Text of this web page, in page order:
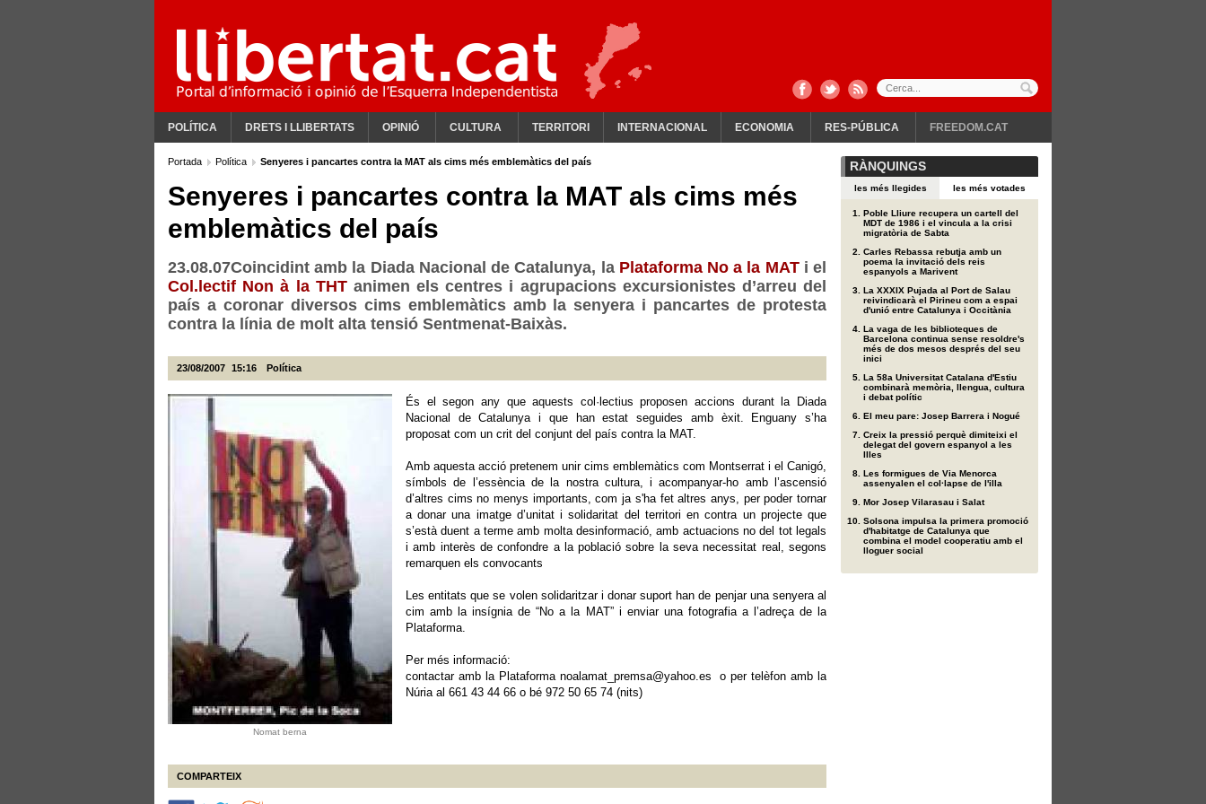
POLÍTICA DRETS I LLIBERTATS OPINIÓ CULTURA TERRITORI INTERNACIONAL ECONOMIA RES-PÚBLICA FREEDOM.CAT
Portada Política Senyeres i pancartes contra la MAT als cims més emblemàtics del país
Senyeres i pancartes contra la MAT als cims més
emblemàtics del país
23.08.07Coincidint amb la Diada Nacional de Catalunya, la Plataforma No a la MATi el
Col.lectif Non à la THTanimen els centres i agrupacions excursionistes d’arreu del
país a coronar diversos cims emblemàtics amb la senyera i pancartes de protesta
contra la línia de molt alta tensió Sentmenat-Baixàs.
23/08/2007 15:16 Política
Nomat berna
És el segon any que aquests col·lectius proposen accions durant la Diada
Nacional de Catalunya i que han estat seguides amb èxit. Enguany s’ha
proposat com un crit del conjunt del país contra la MAT.
Amb aquesta acció pretenem unir cims emblemàtics com Montserrat i el Canigó,
símbols de l’essència de la nostra cultura, i acompanyar-ho amb l’ascensió
d’altres cims no menys importants, com ja s'ha fet altres anys, per poder tornar
a donar una imatge d’unitat i solidaritat del territori en contra un projecte que
s’està duent a terme amb molta desinformació, amb actuacions no del tot legals
i amb interès de confondre a la població sobre la seva necessitat real, segons
remarquen els convocants
Les entitats que se volen solidaritzar i donar suport han de penjar una senyera al
cim amb la insígnia de “No a la MAT” i enviar una fotografia a l’adreça de la
Plataforma.
Per més informació:
contactar amb la Plataforma noalamat_premsa@yahoo.es o per telèfon amb la
Núria al 661 43 44 66 o bé 972 50 65 74 (nits)
COMPARTEIX
RÀNQUINGS
les més llegides les més votades
Poble Lliure recupera un cartell del
MDT de 1986 i el vincula a la crisi
migratòria de Sabta
Carles Rebassa rebutja amb un
poema la invitació dels reis
espanyols a Marivent
La XXXIX Pujada al Port de Salau
reivindicarà el Pirineu com a espai
d'unió entre Catalunya i Occitània
La vaga de les biblioteques de
Barcelona continua sense resoldre's
més de dos mesos després del seu
inici
La 58a Universitat Catalana d'Estiu
combinarà memòria, llengua, cultura
i debat polític
El meu pare: Josep Barrera i Nogué
Creix la pressió perquè dimiteixi el
delegat del govern espanyol a les
Illes
Les formigues de Via Menorca
assenyalen el col·lapse de l'illa
Mor Josep Vilarasau i Salat
Solsona impulsa la primera promoció
d'habitatge de Catalunya que
combina el model cooperatiu amb el
lloguer social